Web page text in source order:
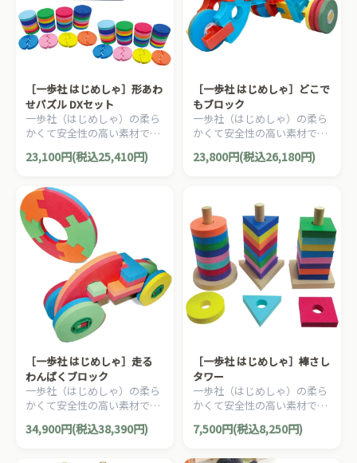
［一歩社 はじめしゃ］形あわ
せパズル DXセット
一歩社（はじめしゃ）の柔ら
かくて安全性の高い素材で作
ズル2セット分のお得セット
23,100円(税込25,410円)
［一歩社 はじめしゃ］どこで
もブロック
一歩社（はじめしゃ）の柔ら
かくて安全性の高い素材で作
く乗り物を作ることができる
23,800円(税込26,180円)
［一歩社 はじめしゃ］走る
わんぱくブロック
一歩社（はじめしゃ）の柔ら
かくて安全性の高い素材で作
組み立てられるスポンジのブ
34,900円(税込38,390円)
［一歩社 はじめしゃ］棒さし
タワー
一歩社（はじめしゃ）の柔ら
かくて安全性の高い素材で作
全性の高いEVAスポンジ製の
7,500円(税込8,250円)